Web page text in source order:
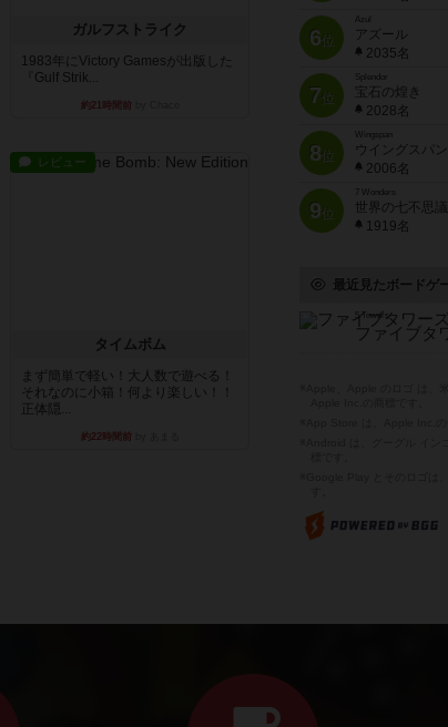
ガルフストライク
1983年にVictory Gamesが出版した
『Gulf Strik...
約21時間前
レビュー
タイムボム
まず簡単で軽い！大人数で遊べる！
それなのに小箱！何より楽しい！！
正体隠...
約22時間前
6位
Azul
アズール
2035名
7位
宝石の煌き
2028名
8位
Wingspan
ウイングスパン
2006名
9位
7 Wonders
世界の七不思議
1919名
最近見たボードゲ
5 Towers
ファイブタ